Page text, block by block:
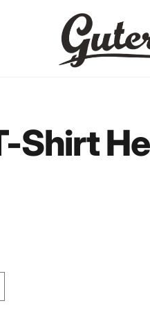
Shirt